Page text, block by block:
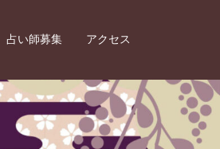
占い師募集 アクセス